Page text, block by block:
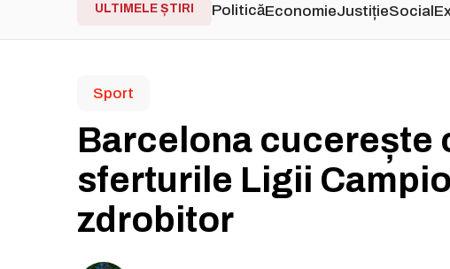
ULTIMELE ȘTIRI PoliticăEconomieJustițieSocial
Sport
Barcelona cucerește
sferturile Ligii
zdrobitor